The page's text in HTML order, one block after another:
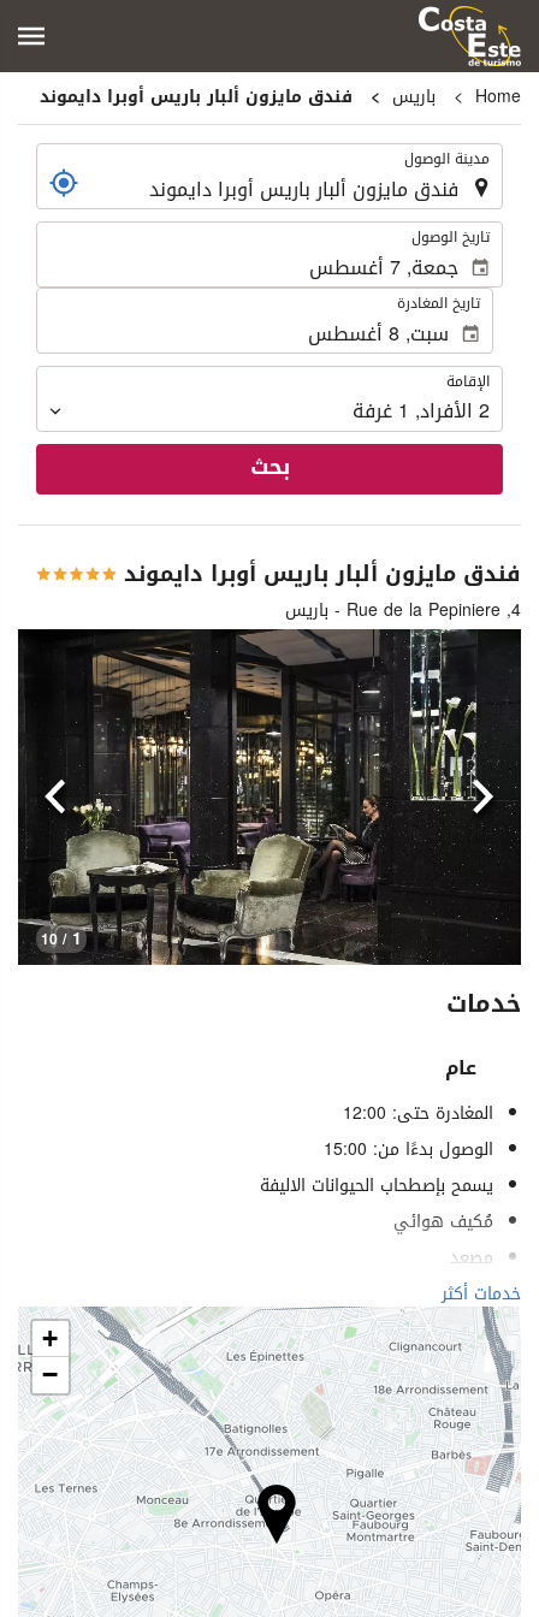
Home باريس
فندق مايزون ألبار باريس أوبرا دايموند
. مدينة الوصول
. تاريخ الوصول
تاريخ المغادرة
الإقامة
الإقامة
2 الأفراد,
1غرفة
بحث
فندق مايزون ألبار باريس أوبرا دايموند
4, Rue de la Pepiniere - باريس
1
/ 10
السابق
خدمات
عام
المغادرة حتى: 12:00
الوصول بدءًا من: 15:00
يسمح بإصطحاب الحيوانات الاليفة
مُكيف هوائي
مصعد
خدمات لذوي الاحتياجات الخاصة
غرف لغير المدخنين
منطقة تدخين
الرفاهية
منتجع صحي (Spa)
حوض استحمام ساخن/جاكوزي
ساونا
مسّاج
خدمات أكثر
+
−